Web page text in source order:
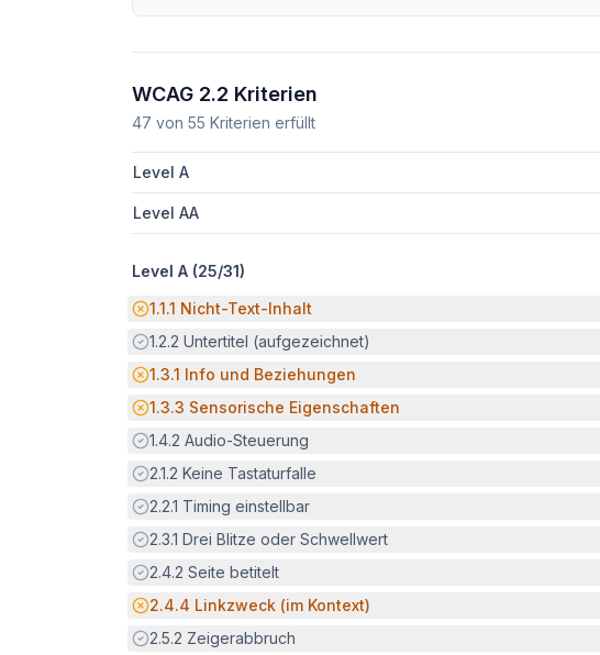
WCAG 2.2 Kriterien
47 von 55 Kriterien erfüllt
Level A
Level AA
Level A (25/31)
Potenzielle Barriere:
1.1.1 Nicht-Text-Inhalt
Erfüllt:
1.2.2 Untertitel (aufgezeichnet)
Potenzielle Barriere:
1.3.1 Info und Beziehungen
Potenzielle Barriere:
1.3.3 Sensorische Eigenschaften
Erfüllt:
1.4.2 Audio-Steuerung
Erfüllt:
2.1.2 Keine Tastaturfalle
Erfüllt:
2.2.1 Timing einstellbar
Erfüllt:
2.3.1 Drei Blitze oder Schwellwert
Erfüllt:
2.4.2 Seite betitelt
Potenzielle Barriere:
2.4.4 Linkzweck (im Kontext)
Erfüllt:
2.5.2 Zeigerabbruch